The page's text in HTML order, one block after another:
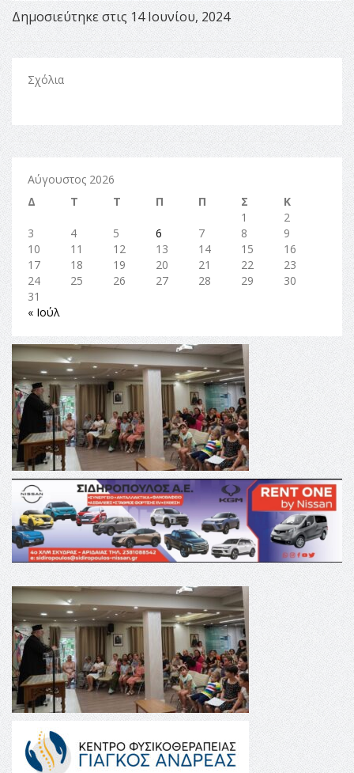
Δημοσιεύτηκε στις 14 Ιουνίου, 2024
Σχόλια
Αύγουστος 2026
Δ
Τ Τ Π Π Σ
Κ
1
2
3
4 5 6 7 8
9
10
11 12 13 14 15
16
17
18 19 20 21 22
23
24
25 26 27 28 29
30
31
« Ιούλ